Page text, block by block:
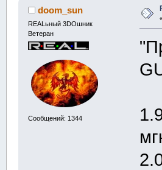
doom_sun
REALьный 3DOшник
Ветеран
Сообщений: 1344